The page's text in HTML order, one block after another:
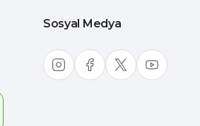
Sosyal Medya